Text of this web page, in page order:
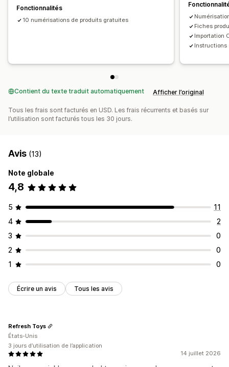
Fonctionnalités
10 numérisations de produits gratuites
Fiches
Importation
Instructions
Contient du texte traduit automatiquement Afficher l’original
Tous les frais sont facturés en USD. Les frais récurrents et basés sur
l’utilisation sont facturés tous les 30 jours.
Avis (13)
Note globale
4,8
5
11
4
2
3
0
2
0
1
0
Écrire un avis Tous les avis
14 juillet 2026
Refresh Toys
États-Unis
3 jours d’utilisation de l’application